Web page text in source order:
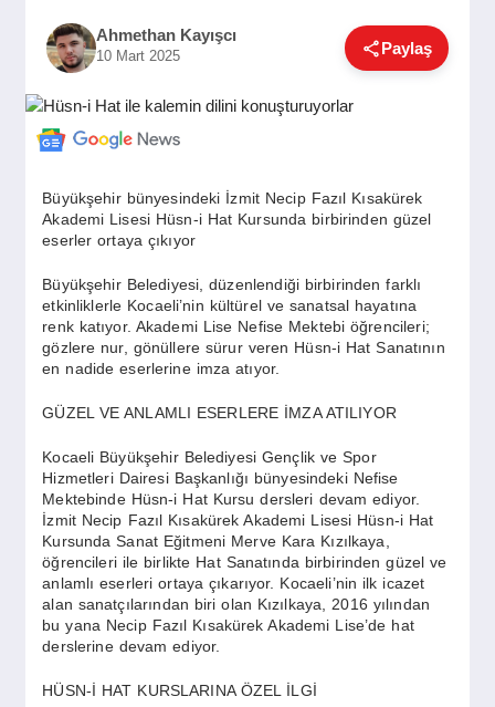
GÜNDEM
SIYASET
EĞITIM
EKONOMI
SAĞLIK
SPOR
YAŞAM
Ahmethan Kayışcı
10 Mart 2025 Paylaş
Büyükşehir bünyesindeki İzmit Necip Fazıl Kısakürek
Akademi Lisesi Hüsn-i Hat Kursunda birbirinden güzel
eserler ortaya çıkıyor
Büyükşehir Belediyesi, düzenlendiği birbirinden farklı
etkinliklerle Kocaeli’nin kültürel ve sanatsal hayatına
renk katıyor. Akademi Lise Nefise Mektebi öğrencileri;
gözlere nur, gönüllere sürur veren Hüsn-i Hat Sanatının
en nadide eserlerine imza atıyor.
GÜZEL VE ANLAMLI ESERLERE İMZA ATILIYOR
Kocaeli Büyükşehir Belediyesi Gençlik ve Spor
Hizmetleri Dairesi Başkanlığı bünyesindeki Nefise
Mektebinde Hüsn-i Hat Kursu dersleri devam ediyor.
İzmit Necip Fazıl Kısakürek Akademi Lisesi Hüsn-i Hat
Kursunda Sanat Eğitmeni Merve Kara Kızılkaya,
öğrencileri ile birlikte Hat Sanatında birbirinden güzel ve
anlamlı eserleri ortaya çıkarıyor. Kocaeli’nin ilk icazet
alan sanatçılarından biri olan Kızılkaya, 2016 yılından
bu yana Necip Fazıl Kısakürek Akademi Lise’de hat
derslerine devam ediyor.
HÜSN-İ HAT KURSLARINA ÖZEL İLGİ